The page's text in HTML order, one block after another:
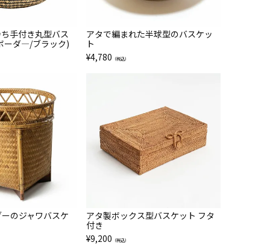
手付き丸型バス
ーダ―/ブラック)
アタで編まれた半球型のバスケッ
ト
¥4,780 （税込）
のジャワバスケ
アタ製ボックス型バスケット フタ
付き
¥9,200 （税込）